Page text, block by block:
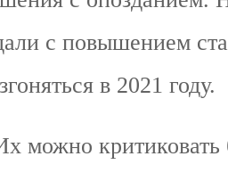
с повышением
в 2021 году.
можно